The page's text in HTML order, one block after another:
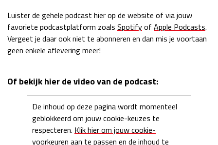
Luister de gehele podcast hier op de website of via jouw
favoriete podcastplatform zoals Spotifyof Apple Podcasts.
Vergeet je daar ook niet te abonneren en dan mis je voortaan
geen enkele aflevering meer!
Of bekijk hier de video van de podcast:
De inhoud op deze pagina wordt momenteel
geblokkeerd om jouw cookie-keuzes te
respecteren. Klik hier om jouw cookie-
voorkeuren aan te passen en de inhoud te